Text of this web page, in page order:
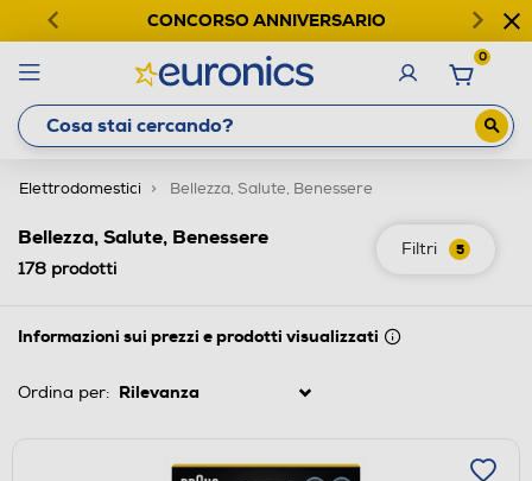
CONCORSO ANNIVERSARIO
0
Elettrodomestici Bellezza, Salute, Benessere
Filtri 5
Bellezza, Salute, Benessere
178 prodotti
Informazioni sui prezzi e prodotti visualizzati
Ordina per: